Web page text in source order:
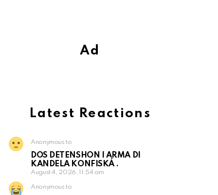
Ad
Latest Reactions
Anonymous to
DOS DETENSHON I ARMA DI
KANDELA KONFISKÁ .
August 4, 2026, 11:54 am
Anonymous to